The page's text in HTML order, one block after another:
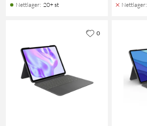
Nettlager: 20+ st Nettlager:
0